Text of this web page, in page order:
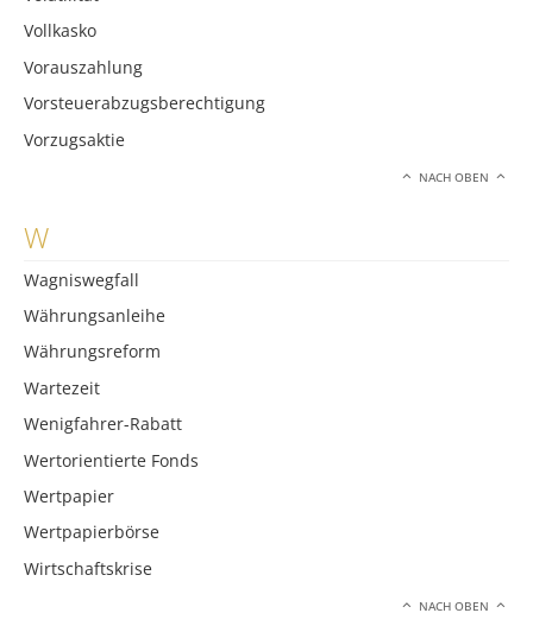
Vollkasko
Vorauszahlung
Vorsteuerabzugsberechtigung
Vorzugsaktie
NACH OBEN
W
Wagniswegfall
Währungsanleihe
Währungsreform
Wartezeit
Wenigfahrer-Rabatt
Wertorientierte Fonds
Wertpapier
Wertpapierbörse
Wirtschaftskrise
NACH OBEN